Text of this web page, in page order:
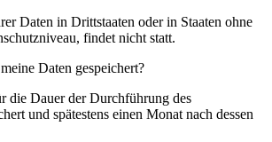
Daten in Drittstaaten oder in Staaten ohne
findet nicht statt.
Daten gespeichert?
die Dauer der Durchführung des
und spätestens einen Monat nach dessen